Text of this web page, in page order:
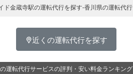
金蔵寺駅の運転代行を探す-香川県の運転代行
近くの運転代行を探す
運転代行サービスの評判・安い料金ランキング